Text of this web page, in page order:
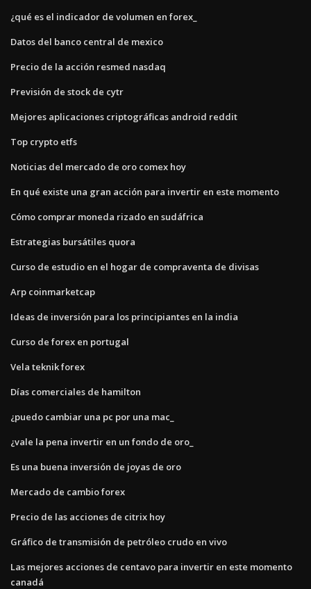
¿qué es el indicador de volumen en forex_
Datos del banco central de mexico
Precio de la acción resmed nasdaq
Previsión de stock de cytr
Mejores aplicaciones criptográficas android reddit
Top crypto etfs
Noticias del mercado de oro comex hoy
En qué existe una gran acción para invertir en este momento
Cómo comprar moneda rizado en sudáfrica
Estrategias bursátiles quora
Curso de estudio en el hogar de compraventa de divisas
Arp coinmarketcap
Ideas de inversión para los principiantes en la india
Curso de forex en portugal
Vela teknik forex
Días comerciales de hamilton
¿puedo cambiar una pc por una mac_
¿vale la pena invertir en un fondo de oro_
Es una buena inversión de joyas de oro
Mercado de cambio forex
Precio de las acciones de citrix hoy
Gráfico de transmisión de petróleo crudo en vivo
Las mejores acciones de centavo para invertir en este momento
canadá